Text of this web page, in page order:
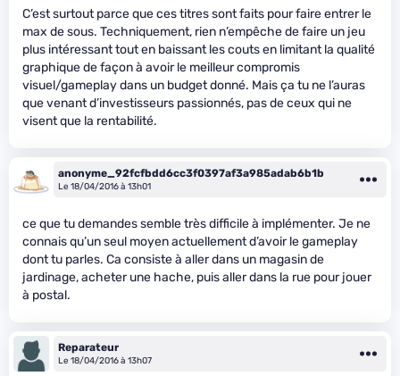
C’est surtout parce que ces titres sont faits pour faire entrer le
max de sous. Techniquement, rien n’empêche de faire un jeu
plus intéressant tout en baissant les couts en limitant la qualité
graphique de façon à avoir le meilleur compromis
visuel/gameplay dans un budget donné. Mais ça tu ne l’auras
que venant d’investisseurs passionnés, pas de ceux qui ne
visent que la rentabilité.
anonyme_92fcfbdd6cc3f0397af3a985adab6b1b
Le 18/04/2016 à 13h01
ce que tu demandes semble très difficile à implémenter. Je ne
connais qu’un seul moyen actuellement d’avoir le gameplay
dont tu parles. Ca consiste à aller dans un magasin de
jardinage, acheter une hache, puis aller dans la rue pour jouer
à postal.
Reparateur
Le 18/04/2016 à 13h07